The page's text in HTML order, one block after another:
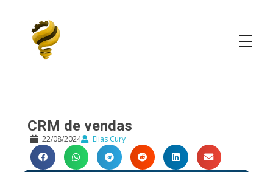
CRM de vendas
22/08/2024 Elias Cury